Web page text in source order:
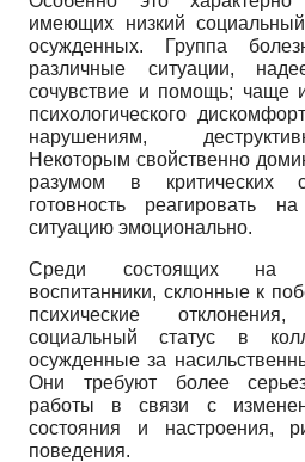
имеющих низкий
осужденных. Группа
различные ситуации,
сочувствие и помощь; чаще
психологического
нарушениям,
Некоторым свойственно
разумом в критических
готовность реагировать
ситуацию эмоционально.
Среди состоящих на
воспитанники, склонные к
психические
социальный статус в
осужденные за
Они требуют более
работы в связи с
состояния и настроения,
поведения.